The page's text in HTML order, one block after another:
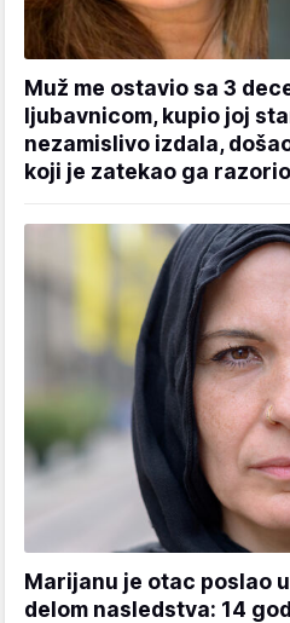
Muž me ostavio sa 3
ljubavnicom, kupio joj
nezamislivo izdala,
koji je zatekao ga razorio
Marijanu je otac poslao
delom nasledstva: 14